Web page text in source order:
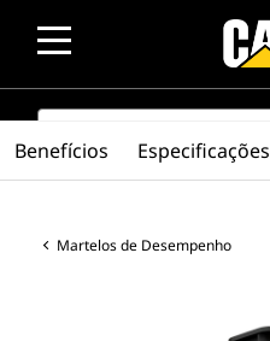
SEARCH
Martelos de Desempenho
Benefícios Especificações